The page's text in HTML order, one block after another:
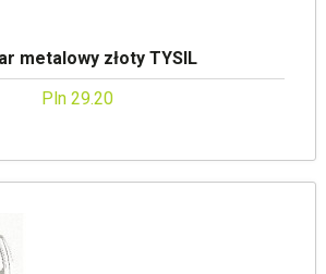
metalowy złoty TYSIL
Pln 29.20